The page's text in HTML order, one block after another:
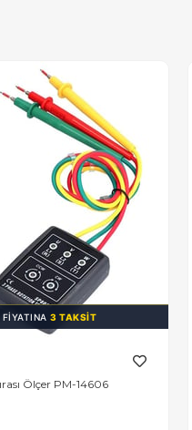
FIYATINA3 TAKSIT
Ölçer PM-14606